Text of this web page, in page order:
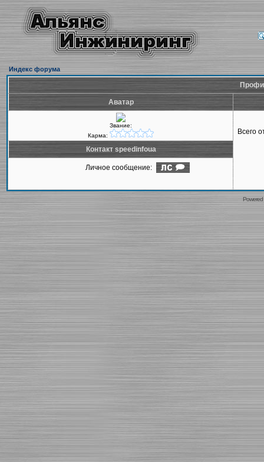
Индекс форума
Аватар
Звание:
Карма:
Всего
Контакт speedinfoua
Личное сообщение: